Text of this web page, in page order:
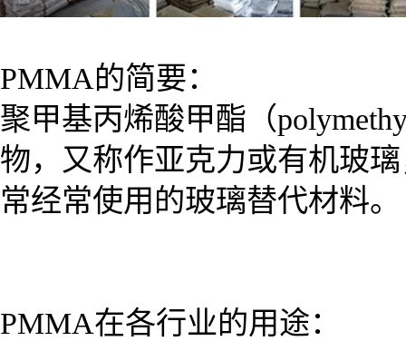
PMMA的简要：
聚甲基丙烯酸甲酯（
物，又称作亚克力或有机玻
常经常使用的玻璃替代材料。
PMMA在各行业的用途：